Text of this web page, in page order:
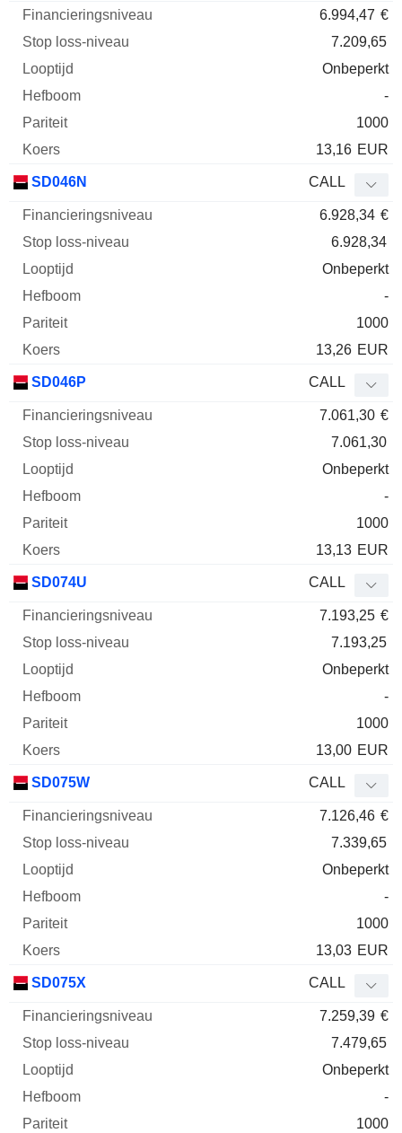
6.994,47 €
7.209,65
Onbeperkt
-
1000
13,16 EUR
SD046N CALL
6.928,34 €
6.928,34
Onbeperkt
-
1000
13,26 EUR
SD046P CALL
7.061,30 €
7.061,30
Onbeperkt
-
1000
13,13 EUR
SD074U CALL
7.193,25 €
7.193,25
Onbeperkt
-
1000
13,00 EUR
SD075W CALL
7.126,46 €
7.339,65
Onbeperkt
-
1000
13,03 EUR
SD075X CALL
7.259,39 €
7.479,65
Onbeperkt
-
1000